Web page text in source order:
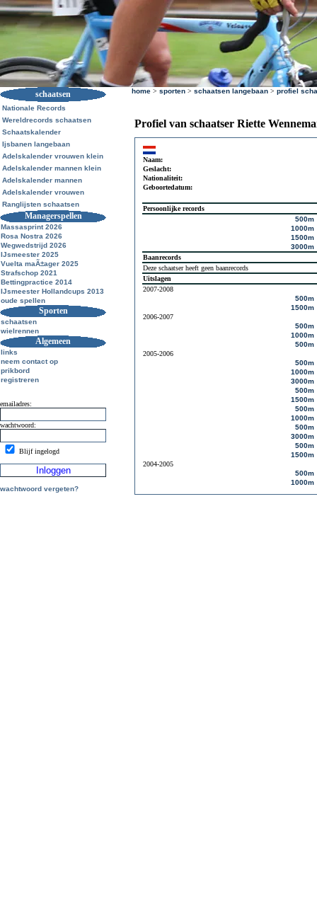
schaatsen
Nationale Records
Wereldrecords schaatsen
Schaatskalender
Ijsbanen langebaan
Adelskalender vrouwen klein
Adelskalender mannen klein
Adelskalender mannen
Adelskalender vrouwen
Ranglijsten schaatsen
Managerspellen
Massasprint 2026
Rosa Nostra 2026
Wegwedstrijd 2026
IJsmeester 2025
Vuelta maÃ±ager 2025
Strafschop 2021
Bettingpractice 2014
IJsmeester Hollandcups 2013
oude spellen
Sporten
schaatsen
wielrennen
Algemeen
links
neem contact op
prikbord
registreren
emailadres:
wachtwoord:
Blijf ingelogd
wachtwoord vergeten?
home > sporten > schaatsen langebaan > profiel
Profiel van schaatser Riette
Naam:
Geslacht:
Nationaliteit:
Geboortedatum:
Persoonlijke records
500m
1000m
1500m
3000m
Baanrecords
Deze schaatser heeft geen baanrecords
Uitslagen
2007-2008
500m
1500m
2006-2007
500m
1000m
500m
2005-2006
500m
1000m
3000m
500m
1500m
500m
1000m
500m
3000m
500m
1500m
2004-2005
500m
1000m